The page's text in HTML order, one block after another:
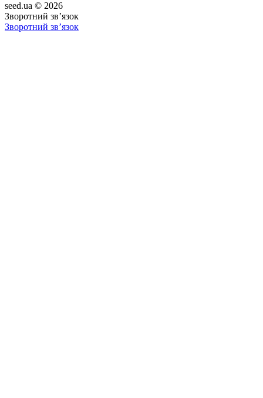
seed.ua © 2026
Зворотний зв’язок
Зворотний зв’язок